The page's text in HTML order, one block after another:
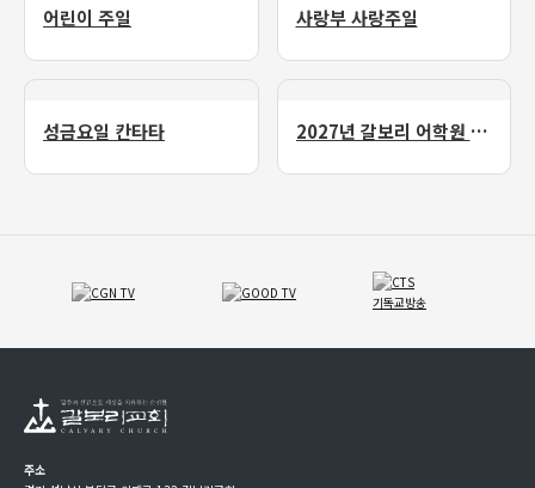
어린이 주일 사랑부 사랑주일
성금요일 칸타타 2027년 갈보리 어학원 유치부 신입생 모집
주소